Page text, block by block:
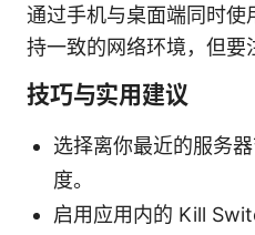
通过手机与桌面端同时
持一致的网络环境，但要
技巧与实用建议
选择离你最近的服务
度。
启用应用内的 Kill